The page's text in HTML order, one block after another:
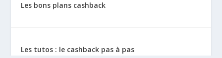
Les bons plans cashback
Les tutos : le cashback pas à pas